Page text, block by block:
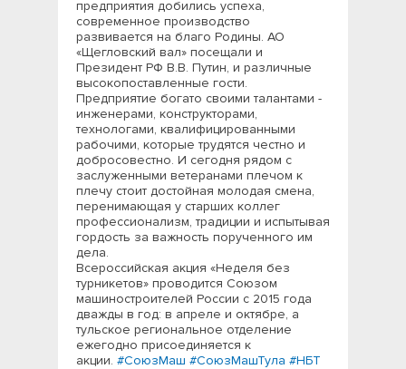
предприятия добились успеха,
современное производство
развивается на благо Родины. АО
«Щегловский вал» посещали и
Президент РФ В.В. Путин, и различные
высокопоставленные гости.
Предприятие богато своими талантами -
инженерами, конструкторами,
технологами, квалифицированными
рабочими, которые трудятся честно и
добросовестно. И сегодня рядом с
заслуженными ветеранами плечом к
плечу стоит достойная молодая смена,
перенимающая у старших коллег
профессионализм, традиции и испытывая
гордость за важность порученного им
дела.
Всероссийская акция «Неделя без
турникетов» проводится Союзом
машиностроителей России с 2015 года
дважды в год: в апреле и октябре, а
тульское региональное отделение
ежегодно присоединяется к
акции. #СоюзМаш #СоюзМашТула #НБТ